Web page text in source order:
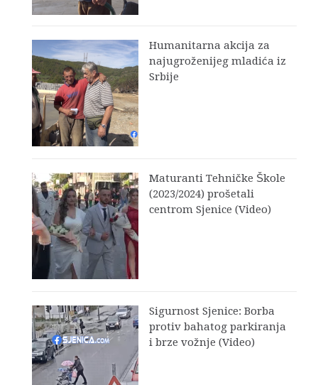
Humanitarna akcija za
najugroženijeg mladića iz
Srbije
Maturanti Tehničke Škole
(2023/2024) prošetali
centrom Sjenice (Video)
Sigurnost Sjenice: Borba
protiv bahatog parkiranja
i brze vožnje (Video)